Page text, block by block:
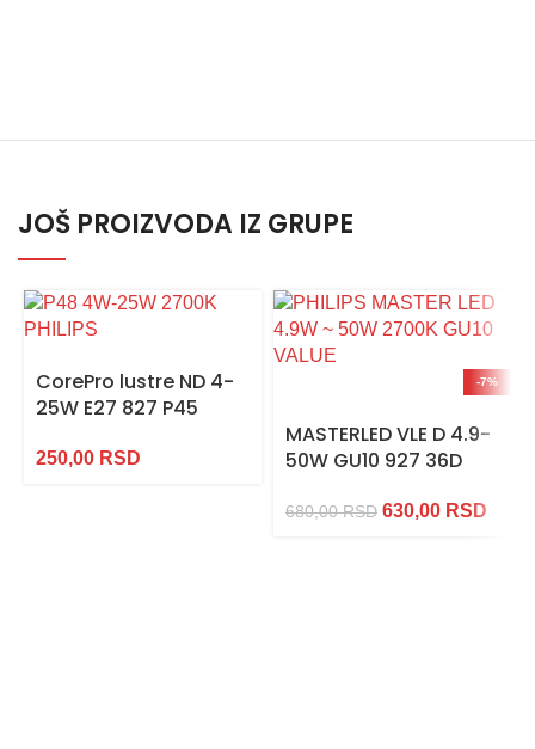
JOŠ PROIZVODA IZ GRUPE
CorePro lustre ND 4-
25W E27 827 P45
250,00 RSD
-7%
MASTERLED VLE D 4.9-
50W GU10 927 36D
680,00RSD 630,00 RSD